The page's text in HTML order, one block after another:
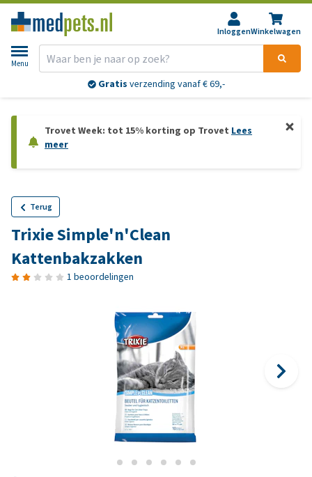
InloggenWinkelwagen
Menu
Gratis verzending vanaf € 69,-
Trovet Week: tot 15% korting op Trovet Lees
meer
Terug
Trixie Simple'n'Clean
Kattenbakzakken
1 beoordelingen